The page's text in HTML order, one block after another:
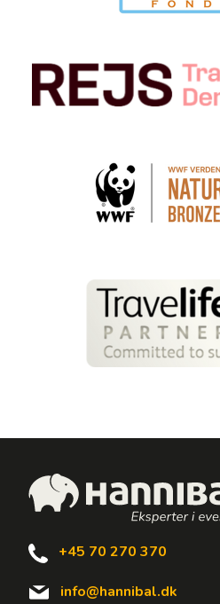
+45 70 270 370
info@hannibal.dk